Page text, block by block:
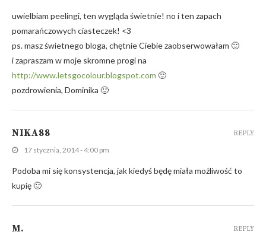
uwielbiam peelingi, ten wygląda świetnie! no i ten zapach
pomarańczowych ciasteczek! <3
ps. masz świetnego bloga, chętnie Ciebie zaobserwowałam 🙂
i zapraszam w moje skromne progi na
http://www.letsgocolour.blogspot.com 🙂
pozdrowienia, Dominika 🙂
NIKA88
17 stycznia, 2014 - 4:00 pm
Podoba mi się konsystencja, jak kiedyś będę miała możliwość to
kupię 🙂
REPLY
M. REPLY